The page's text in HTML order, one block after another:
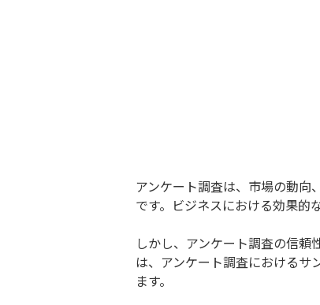
アンケート調査は、市場の動向
です。ビジネスにおける効果的
しかし、アンケート調査の信
は、アンケート調査におけるサ
ます。